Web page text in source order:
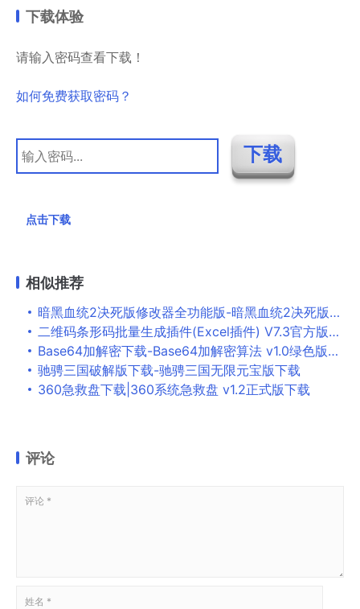
下载体验
请输入密码查看下载！
如何免费获取密码？
点击下载
相似推荐
暗黑血统2决死版修改器全功能版-暗黑血统2决死版十项修改器 v1.0.4下载
二维码条形码批量生成插件(Excel插件) V7.3官方版下载
Base64加解密下载-Base64加解密算法 v1.0绿色版下载
驰骋三国破解版下载-驰骋三国无限元宝版下载
360急救盘下载|360系统急救盘 v1.2正式版下载
评论